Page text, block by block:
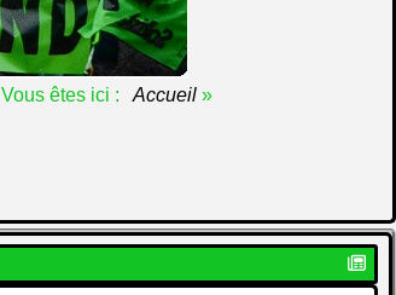
Vous êtes ici : Accueil »